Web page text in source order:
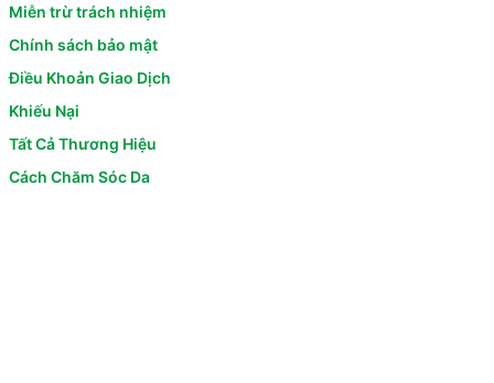
Miễn trừ trách nhiệm
Chính sách bảo mật
Điều Khoản Giao Dịch
Khiếu Nại
Tất Cả Thương Hiệu
Cách Chăm Sóc Da